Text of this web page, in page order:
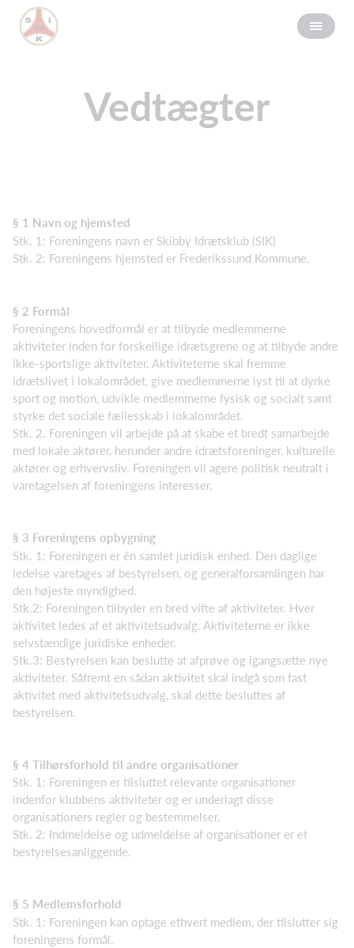
Vedtægter
§ 1 Navn og hjemsted
Stk. 1: Foreningens navn er Skibby Idrætsklub (SIK)
Stk. 2: Foreningens hjemsted er Frederikssund Kommune.
§ 2 Formål
Foreningens hovedformål er at tilbyde medlemmerne
aktiviteter inden for forskellige idrætsgrene og at tilbyde andre
ikke-sportslige aktiviteter. Aktiviteterne skal fremme
idrætslivet i lokalområdet, give medlemmerne lyst til at dyrke
sport og motion, udvikle medlemmerne fysisk og socialt samt
styrke det sociale fællesskab i lokalområdet.
Stk. 2. Foreningen vil arbejde på at skabe et bredt samarbejde
med lokale aktører, herunder andre idrætsforeninger, kulturelle
aktører og erhvervsliv. Foreningen vil agere politisk neutralt i
varetagelsen af foreningens interesser.
§ 3 Foreningens opbygning
Stk. 1: Foreningen er én samlet juridisk enhed. Den daglige
ledelse varetages af bestyrelsen, og generalforsamlingen har
den højeste myndighed.
Stk.2: Foreningen tilbyder en bred vifte af aktiviteter. Hver
aktivitet ledes af et aktivitetsudvalg. Aktiviteterne er ikke
selvstændige juridiske enheder.
Stk.3: Bestyrelsen kan beslutte at afprøve og igangsætte nye
aktiviteter. Såfremt en sådan aktivitet skal indgå som fast
aktivitet med aktivitetsudvalg, skal dette besluttes af
bestyrelsen.
§ 4 Tilhørsforhold til andre organisationer
Stk. 1: Foreningen er tilsluttet relevante organisationer
indenfor klubbens aktiviteter og er underlagt disse
organisationers regler og bestemmelser.
Stk. 2: Indmeldelse og udmeldelse af organisationer er et
bestyrelsesanliggende.
§ 5 Medlemsforhold
Stk. 1: Foreningen kan optage ethvert medlem, der tilslutter sig
foreningens formål.